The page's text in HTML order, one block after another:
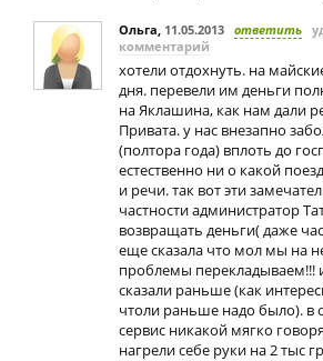
Ольга, 11.05.2013 ответить
комментарий
хотели отдохнуть. на
дня. перевели им деньги
на Яклашина, как нам дали
Привата. у нас внезапно
(полтора года) вплоть до
естественно ни о какой
и речи. так вот эти
частности администратор
возвращать деньги( даже
еще сказала что мол мы на
проблемы перекладываем!!!
сказали раньше (как
чтоли раньше надо было).
сервис никакой мягко
нагрели себе руки на 2 тыс